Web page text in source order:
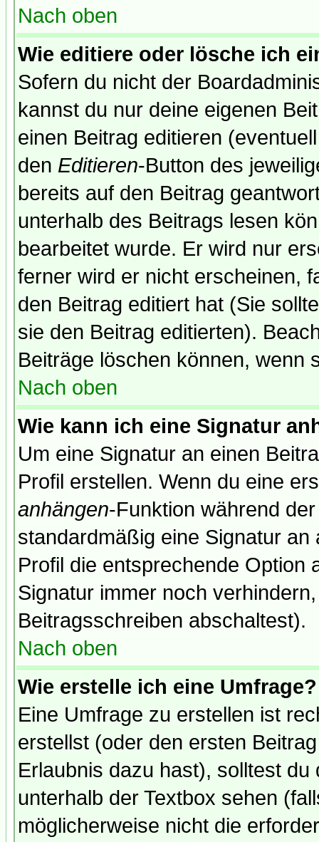
Nach oben
Wie editiere oder lösche ich
Sofern du nicht der
kannst du nur deine eigenen
einen Beitrag editieren
den Editieren-Button des
bereits auf den Beitrag
unterhalb des Beitrags lesen
bearbeitet wurde. Er wird nur
ferner wird er nicht erscheinen,
den Beitrag editiert hat (Sie
sie den Beitrag editierten).
Beiträge löschen können, wenn
Nach oben
Wie kann ich eine Signatur
Um eine Signatur an einen
Profil erstellen. Wenn du eine
anhängen-Funktion während
standardmäßig eine Signatur
Profil die entsprechende Option
Signatur immer noch
Beitragsschreiben abschaltest).
Nach oben
Wie erstelle ich eine Umfrage?
Eine Umfrage zu erstellen ist
erstellst (oder den ersten
Erlaubnis dazu hast), solltest
unterhalb der Textbox sehen
möglicherweise nicht die